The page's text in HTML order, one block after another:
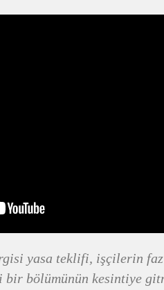
yasa teklifi, işçilerin
bölümünün kesintiye